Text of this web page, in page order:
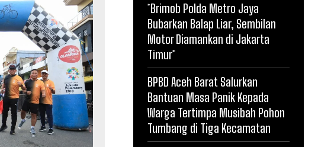
*Brimob Polda Metro Jaya
Bubarkan Balap Liar, Sembilan
Motor Diamankan di Jakarta
Timur*
BPBD Aceh Barat Salurkan
Bantuan Masa Panik Kepada
Warga Tertimpa Musibah Pohon
Tumbang di Tiga Kecamatan